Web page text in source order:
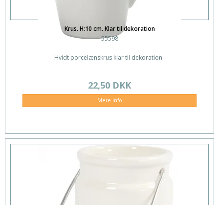
Krus. H:10 cm. Klar til dekoration
55598
Hvidt porcelænskrus klar til dekoration.
22,50 DKK
Mere info